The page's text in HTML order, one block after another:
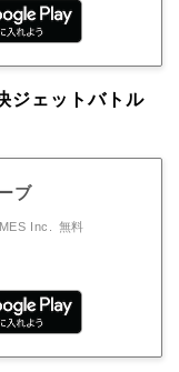
ジェットバトル
ブ
Inc. 無料